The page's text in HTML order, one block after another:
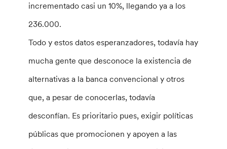
incrementado casi un 10%, llegando ya a los
236.000.
Todo y estos datos esperanzadores, todavía hay
mucha gente que desconoce la existencia de
alternativas a la banca convencional y otros
que, a pesar de conocerlas, todavía
desconfían. Es prioritario pues, exigir políticas
públicas que promocionen y apoyen a las